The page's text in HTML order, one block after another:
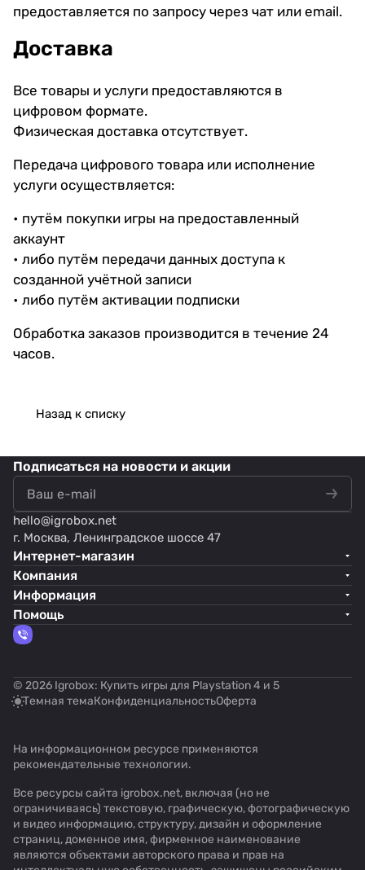
предоставляется по запросу через чат или email.
Доставка
Все товары и услуги предоставляются в
цифровом формате.
Физическая доставка отсутствует.
Передача цифрового товара или исполнение
услуги осуществляется:
• путём покупки игры на предоставленный
аккаунт
• либо путём передачи данных доступа к
созданной учётной записи
• либо путём активации подписки
Обработка заказов производится в течение 24
часов.
Назад к списку
Подписаться на новости и акции
hello@igrobox.net
г. Москва, Ленинградское шоссе 47
Интернет-магазин
Компания
Информация
Помощь
© 2026 Igrobox: Купить игры для Playstation 4 и 5
Темная темаКонфиденциальностьОферта
На информационном ресурсе применяются
рекомендательные технологии.
Все ресурсы сайта igrobox.net, включая (но не
ограничиваясь) текстовую, графическую, фотографическую
и видео информацию, структуру, дизайн и оформление
страниц, доменное имя, фирменное наименование
являются объектами авторского права и прав на